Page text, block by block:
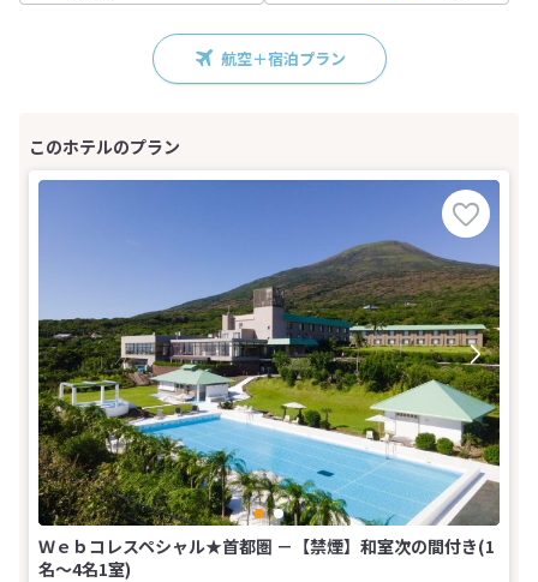
航空＋宿泊プラン
Ｗｅｂコレスペシャル★首都圏 －【禁煙】和室次の間付き(1
名～4名1室)